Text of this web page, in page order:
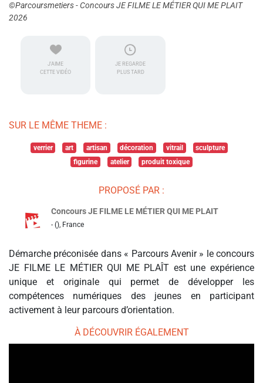
©Parcoursmetiers - Concours JE FILME LE MÉTIER QUI ME PLAIT
2026
J'AIME
CETTE VIDÉO
JE REGARDE
PLUS TARD
SUR LE MÊME THEME :
verrier art artisan décoration vitrail
sculpture
figurine
atelier produit toxique
PROPOSÉ PAR :
Concours JE FILME LE MÉTIER QUI ME PLAIT
- (), France
Démarche préconisée dans « Parcours Avenir » le concours
JE FILME LE MÉTIER QUI ME PLAÎT est une expérience
unique et originale qui permet de développer les
compétences numériques des jeunes en participant
activement à leur parcours d’orientation.
À DÉCOUVRIR ÉGALEMENT